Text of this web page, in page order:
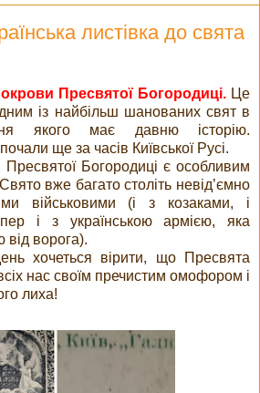
листівка до свята
Пресвятої Богородиці. Це
із найбільш шанованих свят в
якого має давню історію.
ще за часів Київської Русі.
Пресвятої Богородиці є особливим
вже багато століть невід’ємно
військовими (і з козаками, і
і з українською армією, яка
ворога).
хочеться вірити, що Пресвята
нас своїм пречистим омофором і
лиха!